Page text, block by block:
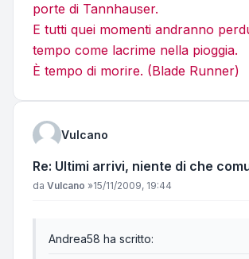
porte di Tannhauser.
E tutti quei momenti andranno
tempo come lacrime nella pioggia.
È tempo di morire. (Blade Runner)
Vulcano
Re: Ultimi arrivi, niente di che
Messaggio
da Vulcano »15/11/2009, 19:44
Andrea58 ha scritto: